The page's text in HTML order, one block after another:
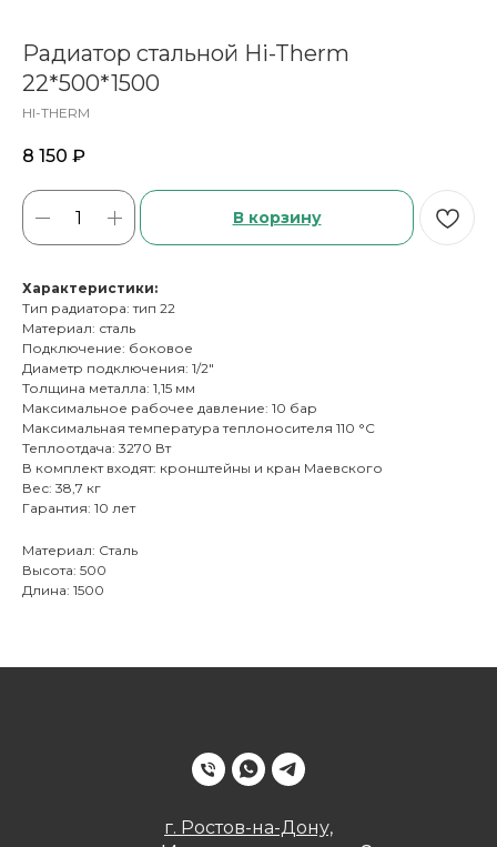
Радиатор стальной Hi-Therm
22*500*1500
HI-THERM
8 150 ₽
В корзину
Характеристики:
Тип радиатора: тип 22
Материал: сталь
Подключение: боковое
Диаметр подключения: 1/2"
Толщина металла: 1,15 мм
Максимальное рабочее давление: 10 бар
Максимальная температура теплоносителя 110 °С
Теплоотдача: 3270 Вт
В комплект входят: кронштейны и кран Маевского
Вес: 38,7 кг
Гарантия: 10 лет
Материал: Сталь
Высота: 500
Длина: 1500
г. Ростов-на-Дону,